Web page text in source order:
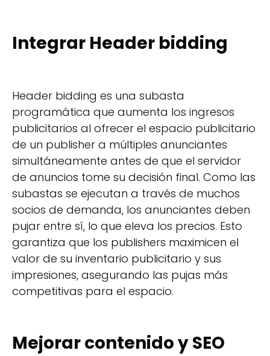
Integrar Header bidding
Header bidding es una subasta
programática que aumenta los ingresos
publicitarios al ofrecer el espacio publicitario
de un publisher a múltiples anunciantes
simultáneamente antes de que el servidor
de anuncios tome su decisión final. Como las
subastas se ejecutan a través de muchos
socios de demanda, los anunciantes deben
pujar entre sí, lo que eleva los precios. Esto
garantiza que los publishers maximicen el
valor de su inventario publicitario y sus
impresiones, asegurando las pujas más
competitivas para el espacio.
Mejorar contenido y SEO